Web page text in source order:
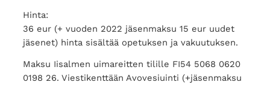
Hinta:
36 eur (+ vuoden 2022 jäsenmaksu 15 eur uudet
jäsenet) hinta sisältää opetuksen ja vakuutuksen.
Maksu Iisalmen uimareitten tilille FI54 5068 0620
0198 26. Viestikenttään Avovesiuinti (+jäsenmaksu